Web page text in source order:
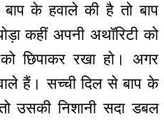
बाप के हवाले की है तो बाप
कहीं अपनी अथॉरिटी को
छिपाकर रखा हो। अगर
हैं। सच्ची दिल से बाप के
उसकी निशानी सदा डबल